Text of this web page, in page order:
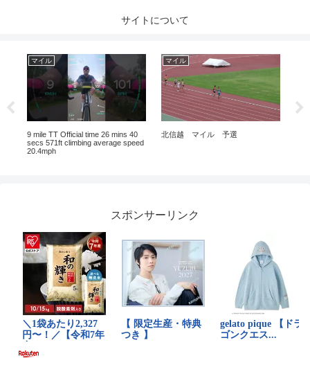
サイトについて
マイル
9 mile TT Official time 26 mins 40
secs 571ft climbing average speed
20.4mph
マイル
北信越 マイル 予選
スポンサーリンク